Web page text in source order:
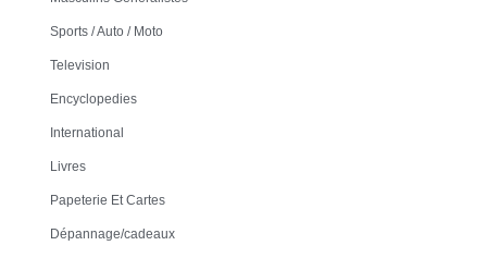
Sports / Auto / Moto
Television
Encyclopedies
International
Livres
Papeterie Et Cartes
Dépannage/cadeaux